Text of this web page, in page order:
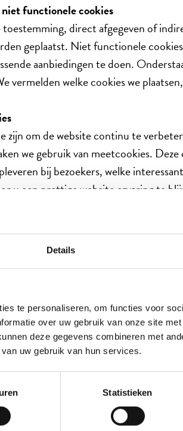
Details
te personaliseren, om functies voor
over uw gebruik van onze site
deze gegevens combineren met
uw gebruik van hun services.
Statistieken
functionele cookies
direct afgegeven of
geplaatst. Niet functionele
aanbiedingen te doen.
vermelden welke cookies we
zijn om de website continu te
we gebruik van meetcookies.
bij bezoekers, welke
u een prettige website ervaring te
meten wij bezoek informatie met
anoniem opgeslagen en gebruikt.
gebruik van advertentiecookies.
vindt. Denk hierbij aan
sitehttp://
verleent of intrekt. Tevens vindt
niet langer toe te staan.
maken we gebruik van adwords,